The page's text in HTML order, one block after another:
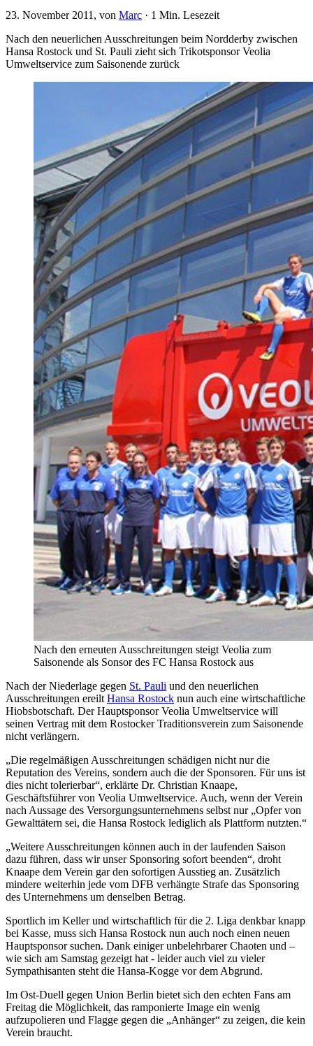
23. November 2011 , von Marc · 1 Min. Lesezeit
Nach den neuerlichen Ausschreitungen beim Nordderby zwischen
Hansa Rostock und St. Pauli zieht sich Trikotsponsor Veolia
Umweltservice zum Saisonende zurück
Nach den erneuten Ausschreitungen steigt Veolia zum
Saisonende als Sonsor des FC Hansa Rostock aus
Nach der Niederlage gegen St. Pauli und den neuerlichen
Ausschreitungen ereilt Hansa Rostock nun auch eine wirtschaftliche
Hiobsbotschaft. Der Hauptsponsor Veolia Umweltservice will
seinen Vertrag mit dem Rostocker Traditionsverein zum Saisonende
nicht verlängern.
„Die regelmäßigen Ausschreitungen schädigen nicht nur die
Reputation des Vereins, sondern auch die der Sponsoren. Für uns ist
dies nicht tolerierbar“, erklärte Dr. Christian Knaape,
Geschäftsführer von Veolia Umweltservice. Auch, wenn der Verein
nach Aussage des Versorgungsunternehmens selbst nur „Opfer von
Gewalttätern sei, die Hansa Rostock lediglich als Plattform nutzten.“
„Weitere Ausschreitungen können auch in der laufenden Saison
dazu führen, dass wir unser Sponsoring sofort beenden“, droht
Knaape dem Verein gar den sofortigen Ausstieg an. Zusätzlich
mindere weiterhin jede vom DFB verhängte Strafe das Sponsoring
des Unternehmens um denselben Betrag.
Sportlich im Keller und wirtschaftlich für die 2. Liga denkbar knapp
bei Kasse, muss sich Hansa Rostock nun auch noch einen neuen
Hauptsponsor suchen. Dank einiger unbelehrbarer Chaoten und –
wie sich am Samstag gezeigt hat - leider auch viel zu vieler
Sympathisanten steht die Hansa-Kogge vor dem Abgrund.
Im Ost-Duell gegen Union Berlin bietet sich den echten Fans am
Freitag die Möglichkeit, das ramponierte Image ein wenig
aufzupolieren und Flagge gegen die „Anhänger“ zu zeigen, die kein
Verein braucht.